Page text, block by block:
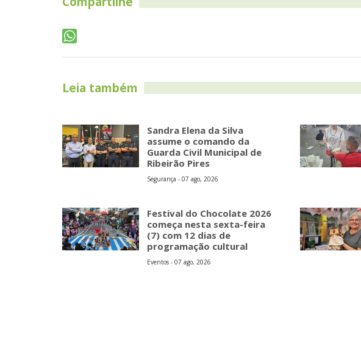
Leia também
Sandra Elena da Silva
assume o comando da
Guarda Civil Municipal de
Ribeirão Pires
Segurança - 07 ago, 2026
Festival do Chocolate 2026
começa nesta sexta-feira
(7) com 12 dias de
programação cultural
Eventos - 07 ago, 2026